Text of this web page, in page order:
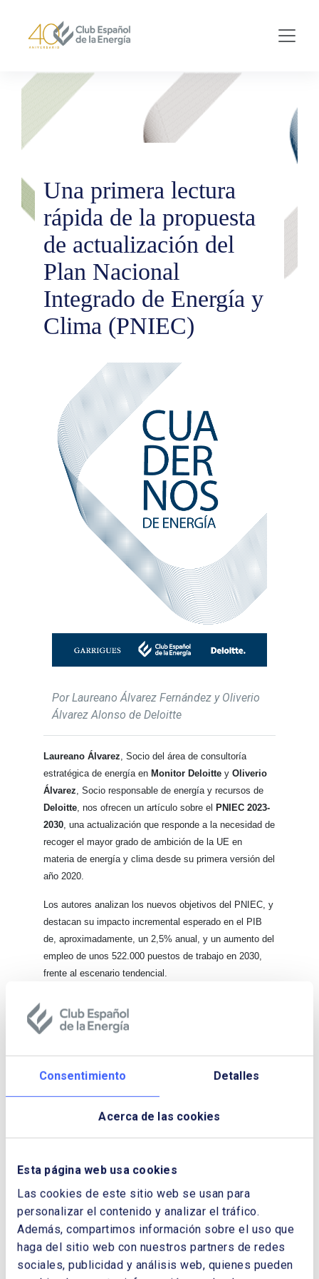
Consentimiento Detalles
Acerca de las cookies
Esta página web usa cookies
Las cookies de este sitio web se usan para
personalizar el contenido y analizar el tráfico.
Además, compartimos información sobre el uso que
haga del sitio web con nuestros partners de redes
sociales, publicidad y análisis web, quienes pueden
Una primera lectura
rápida de la propuesta
de actualización del
Plan Nacional
Integrado de Energía y
Clima (PNIEC)
Por Laureano Álvarez Fernández y Oliverio
Álvarez Alonso de Deloitte
Laureano Álvarez, Socio del área de consultoría
estratégica de energía en Monitor Deloitte yOliverio
Álvarez, Socio responsable de energía y recursos de
Deloitte, nos ofrecen un artículo sobre el PNIEC 2023-
2030, una actualización que responde a la necesidad de
recoger el mayor grado de ambición de la UE en
materia de energía y clima desde su primera versión del
año 2020.
Los autores analizan los nuevos objetivos del PNIEC, y
destacan su impacto incremental esperado en el PIB
de, aproximadamente, un 2,5% anual, y un aumento del
empleo de unos 522.000 puestos de trabajo en 2030,
frente al escenario tendencial.
España como país, si sabe aprovechar sus fortalezas
en este proceso de descarbonización, como son la
disponibilidad de recursos renovables, sus empresas
líderes en el sector o el espacio para poder desarrollar
Por control de descargas, es necesario
Descargar Cuaderno:UNA PRIMERA
LECTURA RÁPIDA DE LA PROPUESTA DE
ACTUALIZACIÓN DEL PLAN NACIONAL
INTEGRADO DE ENERGÍA Y CLIMA
(PNIEC)